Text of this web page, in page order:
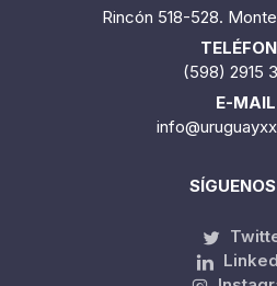
Rincón 518-528.
(598) 2915
E-MAIL